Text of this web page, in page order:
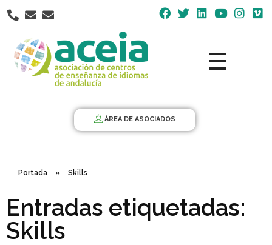
Nota:
este
web
incluye
ÁREA DE ASOCIADOS
Portada » Skills
Entradas etiquetadas:
Skills